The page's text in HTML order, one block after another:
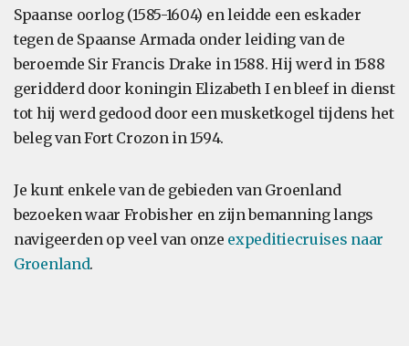
Spaanse oorlog (1585-1604) en leidde een eskader
tegen de Spaanse Armada onder leiding van de
beroemde Sir Francis Drake in 1588. Hij werd in 1588
geridderd door koningin Elizabeth I en bleef in dienst
tot hij werd gedood door een musketkogel tijdens het
beleg van Fort Crozon in 1594.
Je kunt enkele van de gebieden van Groenland
bezoeken waar Frobisher en zijn bemanning langs
navigeerden op veel van onze expeditiecruises naar
Groenland.